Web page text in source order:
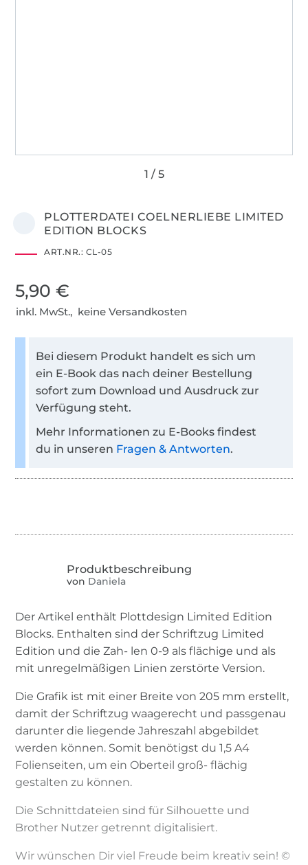
PLOTTERDATEI COELNERLIEBE LIMITED
EDITION BLOCKS
ART.NR.: CL-05
5,90 €
inkl. MwSt., keine Versandkosten
Bei diesem Produkt handelt es sich um
ein E-Book das nach deiner Bestellung
sofort zum Download und Ausdruck zur
Verfügung steht.
Mehr Informationen zu E-Books findest
du in unseren Fragen & Antworten.
von Daniela
Der Artikel enthält Plottdesign Limited Edition
Blocks. Enthalten sind der Schriftzug Limited
Edition und die Zah- len 0-9 als flächige und als
mit unregelmäßigen Linien zerstörte Version.
Die Grafik ist mit einer Breite von 205 mm erstellt,
damit der Schriftzug waagerecht und passgenau
darunter die liegende Jahreszahl abgebildet
werden können. Somit benötigst du 1,5 A4
Folienseiten, um ein Oberteil groß- flächig
gestalten zu können.
Die Schnittdateien sind für Silhouette und
Brother Nutzer getrennt digitalisiert.
Wir wünschen Dir viel Freude beim kreativ sein! ©